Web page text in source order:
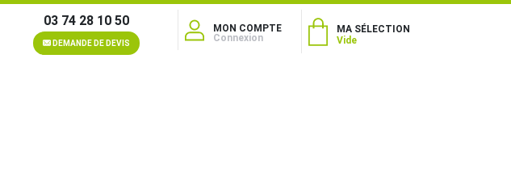
03 74 28 10 50
DEMANDE DE DEVIS
MON COMPTE
Connexion
MA SÉLECTION
Vide